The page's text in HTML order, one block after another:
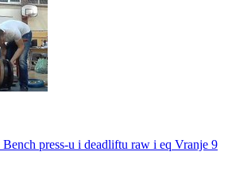
press-u i deadliftu raw i eq Vranje 9